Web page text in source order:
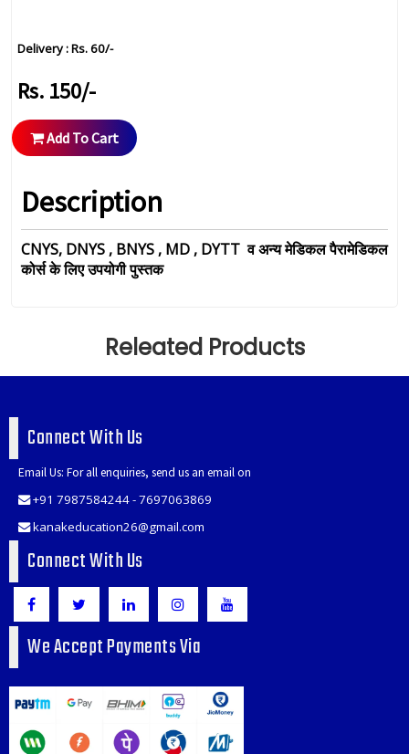
Delivery : Rs. 60/-
Rs. 150/-
Add To Cart
Description
CNYS, DNYS , BNYS , MD , DYTT व अन्य मेडिकल पैरामेडिकल
कोर्स के लिए उपयोगी पुस्तक
Releated Products
Connect With Us
Email Us: For all enquiries, send us an email on
+91 7987584244 - 7697063869
kanakeducation26@gmail.com
Connect With Us
We Accept Payments Via